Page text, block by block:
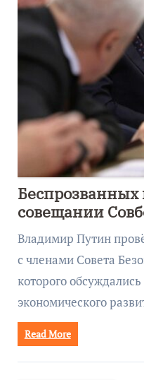
Беспрозванных
совещании
руководством
Владимир Путин
с членами Совета
которого
экономического
Read More